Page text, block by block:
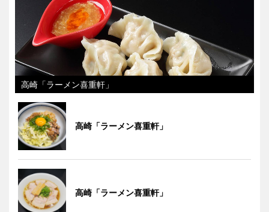
高崎「ラーメン喜重軒」
高崎「ラーメン喜重軒」
高崎「ラーメン喜重軒」